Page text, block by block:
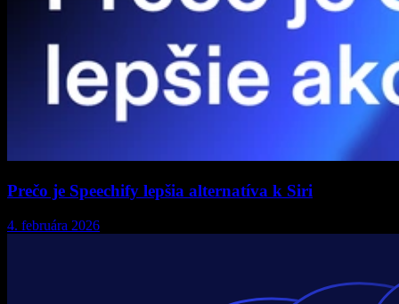
Prečo je Speechify lepšia alternatíva k Siri
4. februára 2026